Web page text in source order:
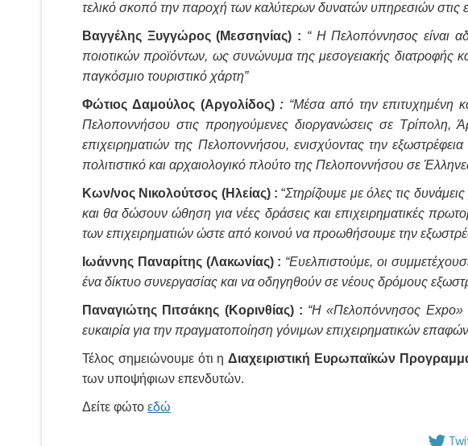
τελικό σκοπό την παροχή των καλύτερων δυνατών υπηρεσιών στις
Βαγγέλης Ξυγγώρος (Μεσσηνίας) : “ Η Πελοπόννησος είναι
ποιοτικών προϊόντων, ως συνώνυμα της μεσογειακής διατροφής
παγκόσμιο τουριστικό χάρτη”
Φώτιος Δαμούλος (Αργολίδος): “Μέσα από την επιτυχημένη
Πελοποννήσου στις προηγούμενες διοργανώσεις σε Τρίπολη,
επιχειρηματιών της Πελοποννήσου, ενισχύοντας την
πολιτιστικό και αρχαιολογικό πλούτο της Πελοποννήσου σε
Κων/νος Νικολούτσος (Ηλείας) : “Στηρίζουμε με όλες τις
και θα δώσουν ώθηση για νέες δράσεις και επιχειρηματικές
των επιχειρηματιών ώστε από κοινού να προωθήσουμε την
Ιωάννης Παναρίτης (Λακωνίας) : “Ευελπιστούμε, οι
ένα δίκτυο συνεργασίας και να οδηγηθούν σε νέους δρόμους
Παναγιώτης Πιτσάκης (Κορινθίας) : “Η «Πελοπόννησος Expo»
ευκαιρία για την πραγματοποίηση γόνιμων επιχειρηματικών
Τέλος σημειώνουμε ότι ηΔιαχειριστική Ευρωπαϊκών
των υποψήφιων επενδυτών.
Δείτε φώτο εδώ